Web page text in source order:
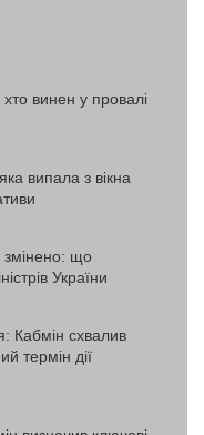
хто винен у провалі
випала з вікна
змінено: що
України
Кабмін схвалив
термін дії